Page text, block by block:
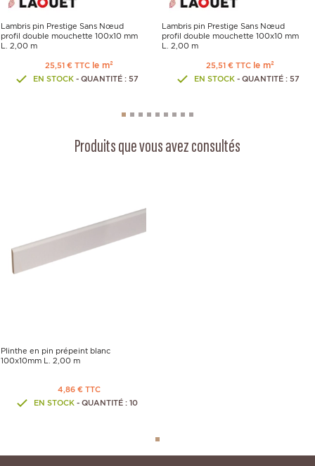
Lambris pin Prestige Sans Nœud
profil double mouchette 100x10 mm
L. 2,00 m
25,51 € TTC le m²
EN STOCK- QUANTITÉ : 57
Lambris pin Prestige Sans Nœud
profil double mouchette 100x10 mm
L. 2,00 m
25,51 € TTC le m²
EN STOCK- QUANTITÉ : 57
Produits que vous avez consultés
Plinthe en pin prépeint blanc
100x10mm L. 2,00 m
4,86 € TTC
EN STOCK- QUANTITÉ : 10